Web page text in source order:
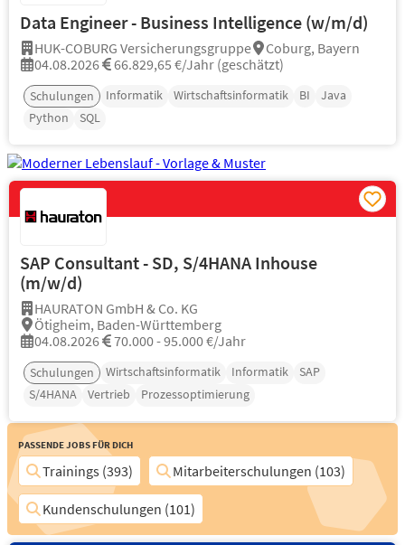
Data Engineer - Business Intelligence (w/m/d)
HUK-COBURG Versicherungsgruppe
Coburg, Bayern
04.08.2026
66.829,65 €/Jahr (geschätzt)
Schulungen Informatik Wirtschaftsinformatik BI
Java
Python
SQL
SAP Consultant - SD, S/4HANA Inhouse
(m/w/d)
HAURATON GmbH & Co. KG
Ötigheim, Baden-Württemberg
04.08.2026
70.000 - 95.000 €/Jahr
Schulungen Wirtschaftsinformatik Informatik
SAP
S/4HANA
Vertrieb Prozessoptimierung
Passende Jobs für Dich
Trainings (393)
Mitarbeiterschulungen (103)
Kundenschulungen (101)